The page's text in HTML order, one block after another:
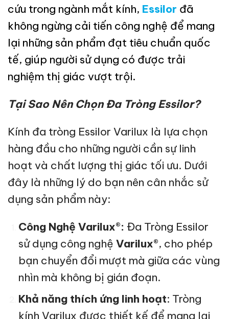
cứu trong ngành mắt kính, Essilor đã
không ngừng cải tiến công nghệ để mang
lại những sản phẩm đạt tiêu chuẩn quốc
tế, giúp người sử dụng có được trải
nghiệm thị giác vượt trội.
Tại Sao Nên Chọn Đa Tròng Essilor?
Kính đa tròng Essilor Varilux là lựa chọn
hàng đầu cho những người cần sự linh
hoạt và chất lượng thị giác tối ưu. Dưới
đây là những lý do bạn nên cân nhắc sử
dụng sản phẩm này:
Công Nghệ Varilux®: Đa Tròng Essilor
sử dụng công nghệ Varilux®, cho phép
bạn chuyển đổi mượt mà giữa các vùng
nhìn mà không bị gián đoạn.
Khả năng thích ứng linh hoạt: Tròng
kính Varilux được thiết kế để mang lại